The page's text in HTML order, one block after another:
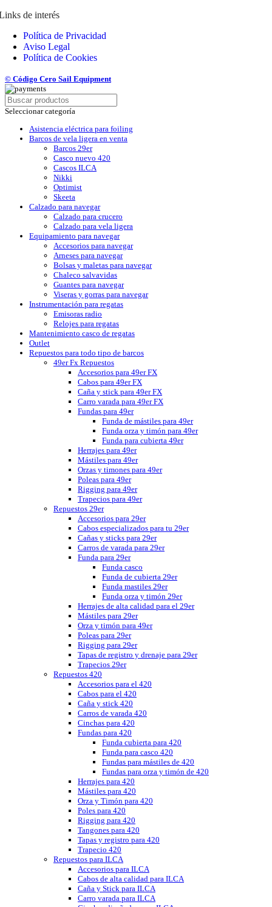
de interés
Política de Privacidad
Aviso Legal
Política de Cookies
© Código Cero Sail Equipment
Seleccionar categoría
Asistencia eléctrica para foiling
Barcos de vela ligera en venta
Barcos 29er
Casco nuevo 420
Cascos ILCA
Nikki
Optimist
Skeeta
Calzado para navegar
Calzado para crucero
Calzado para vela ligera
Equipamiento para navegar
Accesorios para navegar
Arneses para navegar
Bolsas y maletas para navegar
Chaleco salvavidas
Guantes para navegar
Viseras y gorras para navegar
Instrumentación para regatas
Emisoras radio
Relojes para regatas
Mantenimiento casco de regatas
Outlet
Repuestos para todo tipo de barcos
49er Fx Repuestos
Accesorios para 49er FX
Cabos para 49er FX
Caña y stick para 49er FX
Carro varada para 49er FX
Fundas para 49er
Funda de mástiles para 49er
Funda orza y timón para 49er
Funda para cubierta 49er
Herrajes para 49er
Mástiles para 49er
Orzas y timones para 49er
Poleas para 49er
Rigging para 49er
Trapecios para 49er
Repuestos 29er
Accesorios para 29er
Cabos especializados para tu 29er
Cañas y sticks para 29er
Carros de varada para 29er
Funda para 29er
Funda casco
Funda de cubierta 29er
Funda mastiles 29er
Funda orza y timón 29er
Herrajes de alta calidad para el 29er
Mástiles para 29er
Orza y timón para 49er
Poleas para 29er
Rigging para 29er
Tapas de registro y drenaje para 29er
Trapecios 29er
Repuestos 420
Accesorios para el 420
Cabos para el 420
Caña y stick 420
Carros de varada 420
Cinchas para 420
Fundas para 420
Funda cubierta para 420
Funda para casco 420
Fundas para mástiles de 420
Fundas para orza y timón de 420
Herrajes para 420
Mástiles para 420
Orza y Timón para 420
Poles para 420
Rigging para 420
Tangones para 420
Tapas y registro para 420
Trapecio 420
Repuestos para ILCA
Accesorios para ILCA
Cabos de alta calidad para ILCA
Caña y Stick para ILCA
Carro varada para ILCA